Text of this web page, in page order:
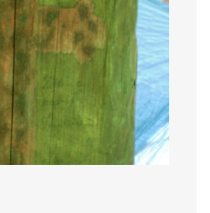
v Choceradech z.s.
4
28 614